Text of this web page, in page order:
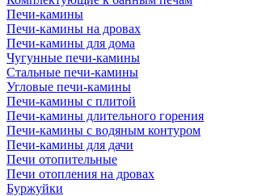
Печи-камины
Печи-камины на дровах
Печи-камины для дома
Чугунные печи-камины
Стальные печи-камины
Угловые печи-камины
Печи-камины с плитой
Печи-камины длительного горения
Печи-камины с водяным контуром
Печи-камины для дачи
Печи отопительные
Печи отопления на дровах
Буржуйки